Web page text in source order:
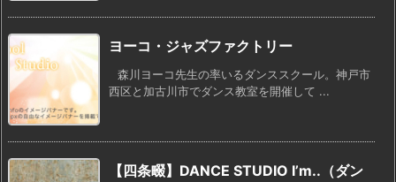
ヨーコ・ジャズファクトリー
森川ヨーコ先生の率いるダンススクール。神戸市
西区と加古川市でダンス教室を開催して ...
【四条畷】DANCE STUDIO I’m..（ダン